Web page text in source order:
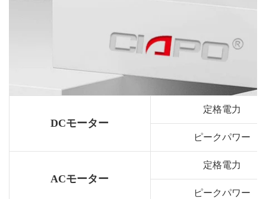
DCモーター
定格電力
ピークパワー
ACモーター
定格電力
ピークパワー